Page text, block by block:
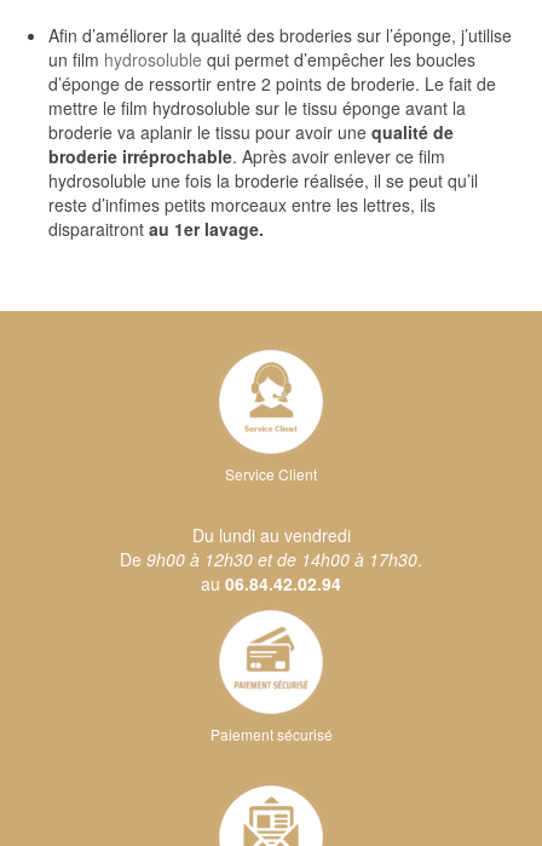
Afin d’améliorer la qualité des broderies sur l’éponge, j’utilise
un film hydrosoluble qui permet d’empêcher les boucles
d’éponge de ressortir entre 2 points de broderie. Le fait de
mettre le film hydrosoluble sur le tissu éponge avant la
broderie va aplanir le tissu pour avoir une qualité de
broderie irréprochable. Après avoir enlever ce film
hydrosoluble une fois la broderie réalisée, il se peut qu’il
reste d’infimes petits morceaux entre les lettres, ils
disparaitront au 1er lavage.
Service Client
Du lundi au vendredi
De 9h00 à 12h30 et de 14h00 à 17h30.
au 06.84.42.02.94
Paiement sécurisé